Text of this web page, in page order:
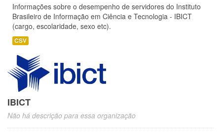
Informações sobre o desempenho de servidores do Instituto
Brasileiro de Informação em Ciência e Tecnologia - IBICT
(cargo, escolaridade, sexo etc).
CSV
IBICT
Não há descrição para essa organização